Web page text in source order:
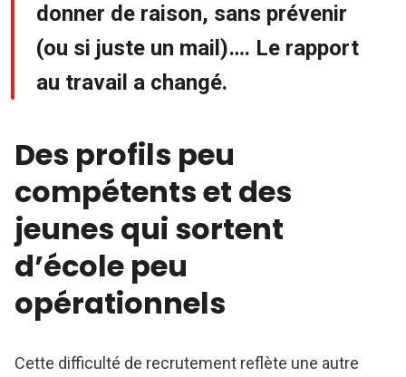
donner de raison, sans prévenir
(ou si juste un mail)…. Le rapport
au travail a changé.
Des profils peu
compétents et des
jeunes qui sortent
d’école peu
opérationnels
Cette difficulté de recrutement reflète une autre